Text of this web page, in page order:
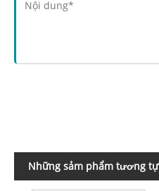
Những sảm phẩm tương tự